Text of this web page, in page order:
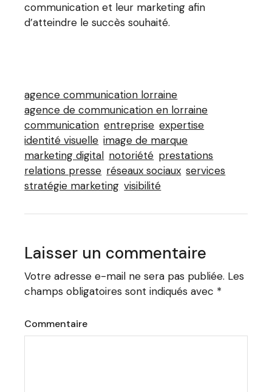
communication et leur marketing afin
d’atteindre le succès souhaité.
agence communication lorraine
agence de communication en lorraine
communication entreprise expertise
identité visuelle image de marque
marketing digital notoriété prestations
relations presse réseaux sociaux services
stratégie marketing visibilité
Laisser un commentaire
Votre adresse e-mail ne sera pas publiée. Les
champs obligatoires sont indiqués avec *
Commentaire